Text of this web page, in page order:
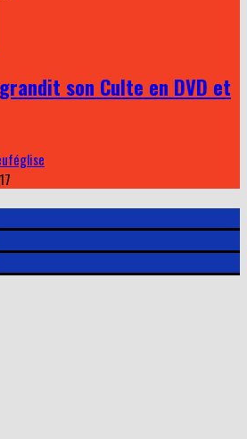
son Culte en DVD et